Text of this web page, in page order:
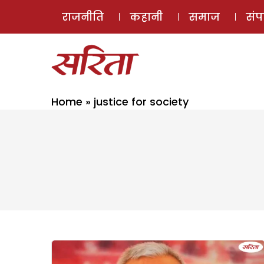
राजनीति कहानी समाज
Home » justice for society